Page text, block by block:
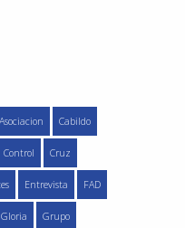
Asociacion Cabildo
Control Cruz
Entrevista FAD
Gloria Grupo